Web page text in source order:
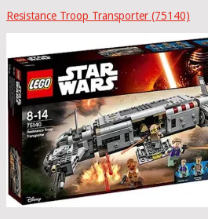
Resistance Troop Transporter (75140)